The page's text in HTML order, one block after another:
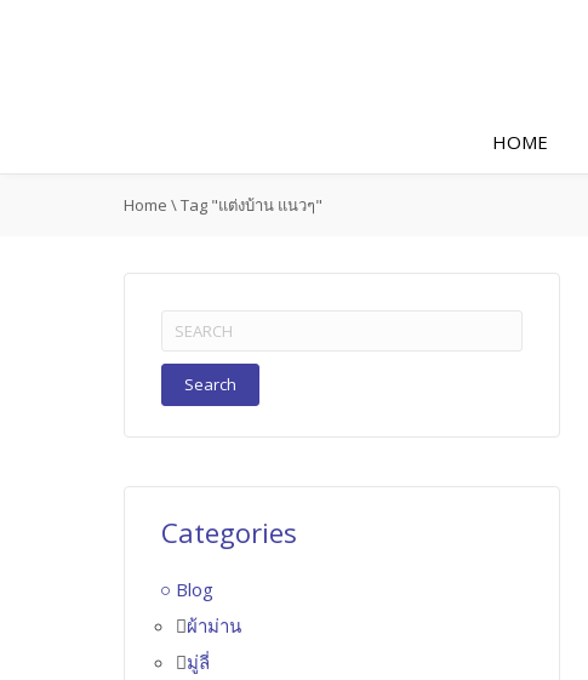
HOME
Home \Tag "แต่งบ้าน แนวๆ"
Search
for:
Categories
Blog
ผ้าม่าน
มู่ลี่